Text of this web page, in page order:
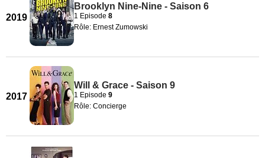
2019
Brooklyn Nine-Nine - Saison 6
1 Episode 8
Rôle: Ernest Zumowski
2017
Will & Grace - Saison 9
1 Episode 9
Rôle: Concierge